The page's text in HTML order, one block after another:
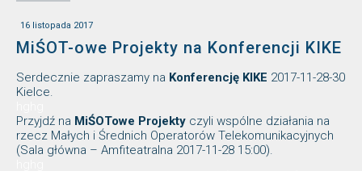
16 listopada 2017
MiŚOT-owe Projekty na Konferencji KIKE
Serdecznie zapraszamy na Konferencję KIKE 2017-11-28-30
Kielce.
Przyjdź na MiŚOTowe Projekty czyli wspólne działania na
rzecz Małych i Średnich Operatorów Telekomunikacyjnych
(Sala główna – Amfiteatralna 2017-11-28 15:00).